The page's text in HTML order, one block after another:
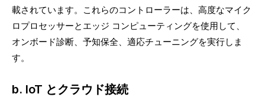
載されています。これらのコントローラーは、高度なマイク
ロプロセッサーとエッジ コンピューティングを使用して、
オンボード診断、予知保全、適応チューニングを実行しま
す。
b. IoT とクラウド接続